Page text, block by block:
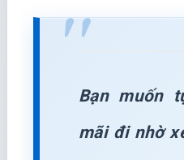
Bạn muốn
mãi đi nhờ